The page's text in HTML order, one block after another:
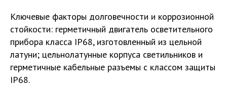
Ключевые факторы долговечности и коррозионной
стойкости: герметичный двигатель осветительного
прибора класса IP68, изготовленный из цельной
латуни; цельнолатунные корпуса светильников и
герметичные кабельные разъемы с классом защиты
IP68.